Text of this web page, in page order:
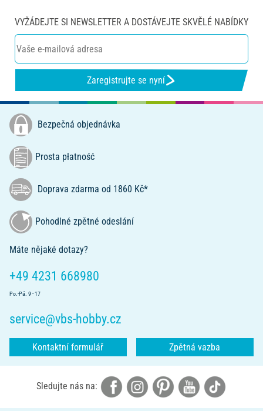
VYŽÁDEJTE SI NEWSLETTER A DOSTÁVEJTE SKVĚLÉ NABÍDKY
Zaregistrujte se nyní
Bezpečná objednávka
Prosta płatność
Doprava zdarma od 1860 Kč*
Pohodlné zpětné odeslání
Máte nějaké dotazy?
+49 4231 668980
Po.-Pá. 9 - 17
service@vbs-hobby.cz
Kontaktní formulář Zpětná vazba
Sledujte nás na: